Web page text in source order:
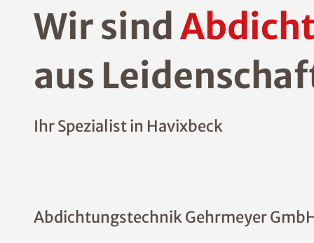
Wir sind
aus
Ihr Spezialist in Havixbeck
Abdichtungstechnik Gehrmeyer